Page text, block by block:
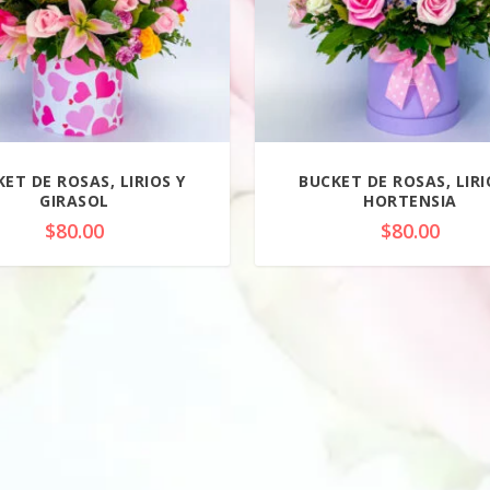
DE ROSAS, LIRIOS Y
GIRASOL
$80.00
BUCKET DE ROSAS,
HORTENSIA
$80.00